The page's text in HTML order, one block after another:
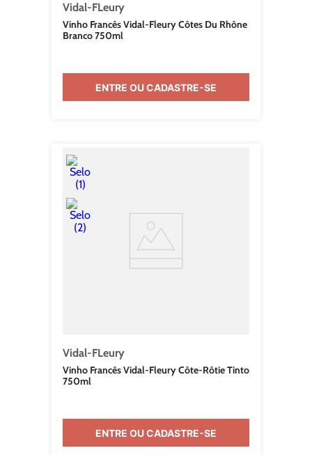
Vidal-FLeury
Vinho Francês Vidal-Fleury Côtes Du Rhône
Branco 750ml
ENTRE OU CADASTRE-SE
Vidal-FLeury
Vinho Francês Vidal-Fleury Côte-Rôtie Tinto
750ml
ENTRE OU CADASTRE-SE